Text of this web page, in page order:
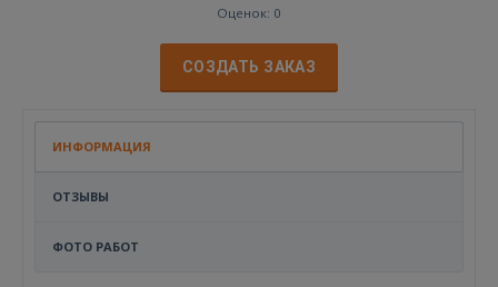
Оценок: 0
СОЗДАТЬ ЗАКАЗ
ИНФОРМАЦИЯ
ОТЗЫВЫ
ФОТО РАБОТ